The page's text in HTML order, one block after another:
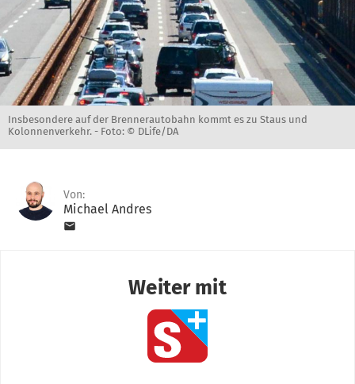
Insbesondere auf der Brennerautobahn kommt es zu Staus und
Kolonnenverkehr. - Foto: © DLife/DA
Von:
Michael Andres